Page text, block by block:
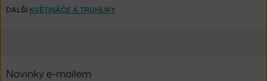
DALŠÍ KVĚTINÁČE A TRUHLÍKY
Novinky e-mailem